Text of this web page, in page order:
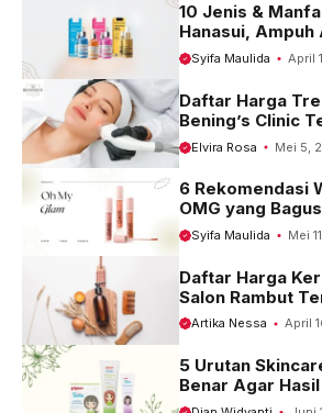
10 Jenis &
Hanasui, Ampuh
Kulit
Syifa Maulida April
Daftar Harga
Bening’s Clinic
Terbaru 2023
Elvira Rosa Mei 5,
6 Rekomendasi
OMG yang
Seharian
Syifa Maulida Mei
Daftar Harga
Salon Rambut
Artika Nessa April
5 Urutan
Benar Agar